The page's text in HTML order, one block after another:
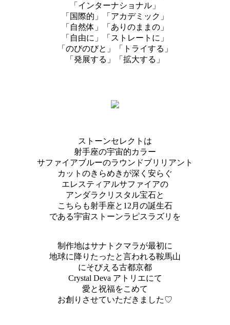
「インターナショナル」
「国際的」「アカデミック」
「自然体」「ありのままの」
「自由に」「ストレートに」
「のびのびと」「トライする」
「発展する」「拡大する」
ストーンセレクトは
射手座の宇宙的カラー
サファイアブルーのラウンドブリリアント
カットのきらめきが深く安らぐ
エレスティアルサファイアの
アンダラクリスタル宝石と
こちらも射手座と12月の誕生石
である宇宙ストーンラピスラズリを
制作地はサナトクマラが最初に
地球に降りたったと言われる鞍馬山
にそびえる古都京都
Crystal Deva アトリエにて
愛と祝福をこめて
お創りさせていただきました♡